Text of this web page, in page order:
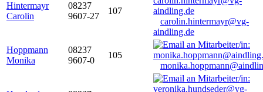
Hintermayr
Carolin
08237
9607-27
107
carolin.hintermayr@vg-
aindling.de
Hoppmann
Monika
08237
9607-0
105